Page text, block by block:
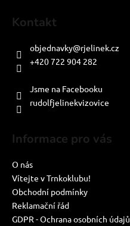
Kontakt
objednavky@rjelinek.cz
+420 722 904 282
Jsme na Facebooku
rudolfjelinekvizovice
Informace pro vás
O nás
Vítejte v Trnkoklubu!
Obchodní podmínky
Reklamační řád
GDPR - Ochrana osobních údajů